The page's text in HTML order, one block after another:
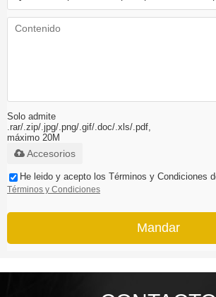
Solo admite
.rar/.zip/.jpg/.png/.gif/.doc/.xls/.pdf,
máximo 20M
Accesorios
He leido y acepto los Términos y Condiciones
Términos y Condiciones
Mandar